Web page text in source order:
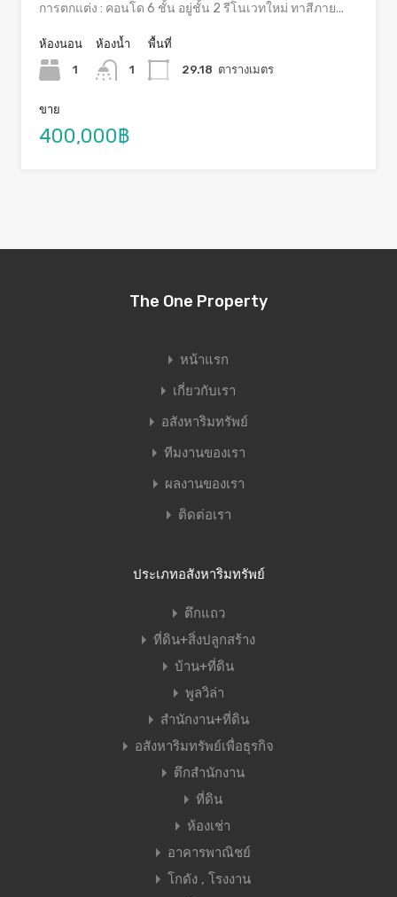
การตกแต่ง : คอนโด 6 ชั้น อยู่ชั้น 2 รีโนเวทใหม่ ทาสีภาย...
ห้องนอน
1
ห้องน้ำ
1
พื้นที่
29.18 ตารางเมตร
ขาย
400,000฿
The One Property
หน้าแรก
เกี่ยวกับเรา
อสังหาริมทรัพย์
ทีมงานของเรา
ผลงานของเรา
ติดต่อเรา
ประเภทอสังหาริมทรัพย์
ตึกแถว
ที่ดิน+สิ่งปลูกสร้าง
บ้าน+ที่ดิน
พูลวิล่า
สำนักงาน+ที่ดิน
อสังหาริมทรัพย์เพื่อธุรกิจ
ตึกสำนักงาน
ที่ดิน
ห้องเช่า
อาคารพาณิชย์
โกดัง , โรงงาน